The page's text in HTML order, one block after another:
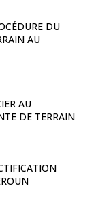
DU
AU
AU
DE TERRAIN